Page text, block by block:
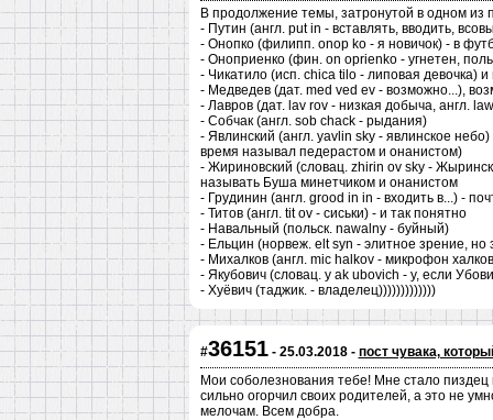
В продолжение темы, затронутой в одном из
- Путин (англ. put in - вставлять, вводить,
- Онопко (филипп. onop ko - я новичок) - в
- Оноприенко (фин. on oprienko - угнетен,
- Чикатило (исп. chica tilo - липовая девочка)
- Медведев (дат. med ved ev - возможно...),
- Лавров (дат. lav rov - низкая добыча, англ.
- Собчак (англ. sob chack - рыдания)
- Явлинский (англ. yavlin sky - явлинское
время называл педерастом и онанистом)
- Жириновский (словац. zhirin ov sky -
называть Буша минетчиком и онанистом
- Грудинин (англ. grood in in - входить в...) -
- Титов (англ. tit ov - сиськи) - и так понятно
- Навальный (польск. nawalny - буйный)
- Ельцин (норвеж. elt syn - элитное зрение,
- Михалков (англ. mic halkov - микрофон
- Якубович (словац. y ak ubovich - у, если
- Хуёвич (таджик. - владелец)))))))))))))
#36151- 25.03.2018 - пост чувака,
Мои соболезнования тебе! Мне стало пиздец
сильно огорчил своих родителей, а это не
мелочам. Всем добра.